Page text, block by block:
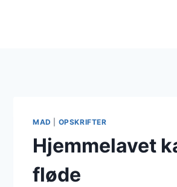
MAD OPSKRIFTER
Hjemmelavet
fløde